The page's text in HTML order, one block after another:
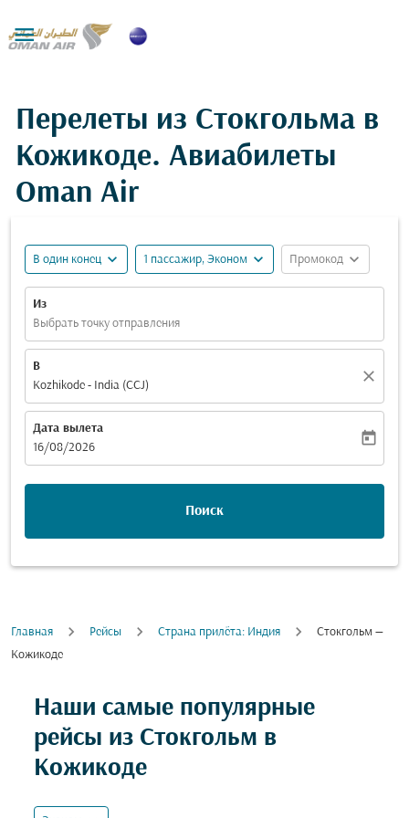

Перелеты из Стокгольма в
Кожикоде. Авиабилеты
Oman Air
В один конец expand_more 1 пассажир, Эконом expand_more Промокод expand_more
Из
Выбрать точку отправления
В
Kozhikode - India (CCJ)
close
Дата вылета
fc-booking-departure-date-aria-label
16/08/2026
today
Поиск
Главная Рейсы Cтрана прилёта: Индия
Стокгольм —
Кожикоде
Наши самые популярные
рейсы из Стокгольм в
Кожикоде
Попробуйте обновить свой маршрут